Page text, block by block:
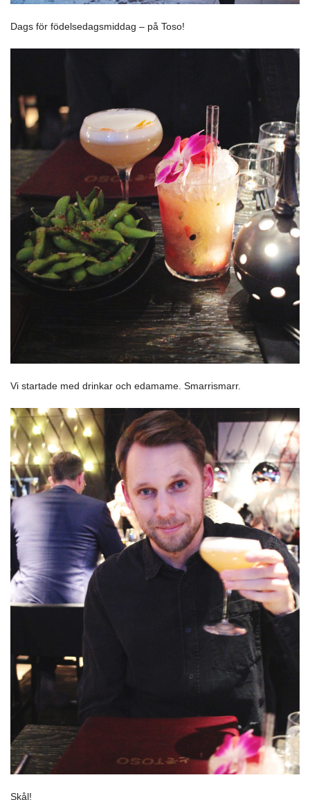
Dags för födelsedagsmiddag – på Toso!
Vi startade med drinkar och edamame. Smarrismarr.
Skål!